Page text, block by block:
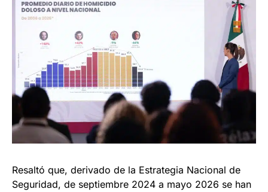
Resaltó que, derivado de la Estrategia Nacional de
Seguridad, de septiembre 2024 a mayo 2026 se han